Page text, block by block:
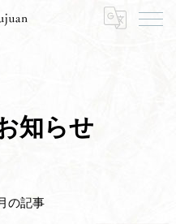
2025年12月の記事
知らせ
の記事